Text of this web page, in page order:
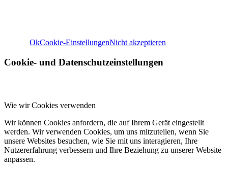
OkCookie-EinstellungenNicht akzeptieren
Cookie- und Datenschutzeinstellungen
Wie wir Cookies verwenden
Wir können Cookies anfordern, die auf Ihrem Gerät eingestellt
werden. Wir verwenden Cookies, um uns mitzuteilen, wenn Sie
unsere Websites besuchen, wie Sie mit uns interagieren, Ihre
Nutzererfahrung verbessern und Ihre Beziehung zu unserer Website
anpassen.